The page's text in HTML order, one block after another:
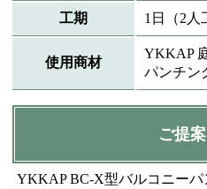
工期 1日（2人
使用商材
YKKAP
パンチン
ご提
YKKAP BC-X型バルコニー